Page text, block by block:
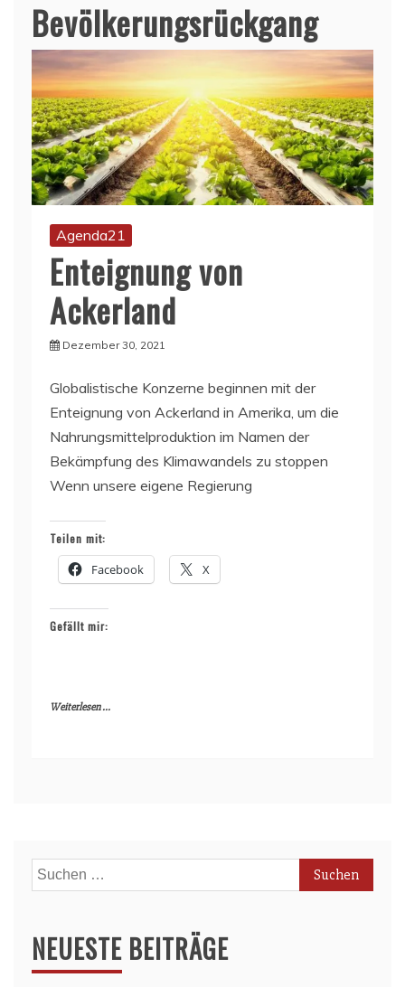
Bevölkerungsrückgang
Agenda21
Enteignung von
Ackerland
Dezember 30, 2021
Globalistische Konzerne beginnen mit der
Enteignung von Ackerland in Amerika, um die
Nahrungsmittelproduktion im Namen der
Bekämpfung des Klimawandels zu stoppen
Wenn unsere eigene Regierung
Teilen mit:
Facebook X
Gefällt mir:
Weiterlesen ...
Suchen
nach:
NEUESTE BEITRÄGE